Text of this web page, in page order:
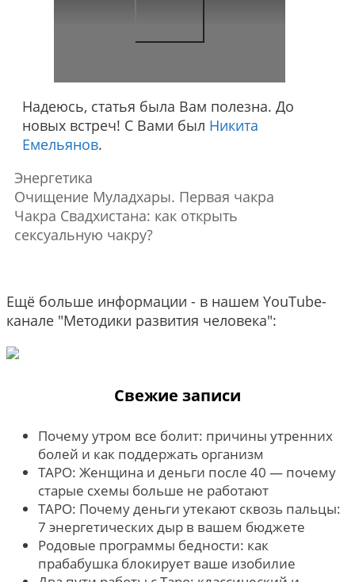
Надеюсь, статья была Вам полезна. До
новых встреч! С Вами был Никита
Емельянов.
Энергетика
Очищение Муладхары. Первая чакра
Чакра Свадхистана: как открыть
сексуальную чакру?
Ещё больше информации - в нашем YouTube-
канале "Методики развития человека":
Свежие записи
Почему утром все болит: причины утренних
болей и как поддержать организм
ТАРО: Женщина и деньги после 40 — почему
старые схемы больше не работают
ТАРО: Почему деньги утекают сквозь пальцы:
7 энергетических дыр в вашем бюджете
Родовые программы бедности: как
прабабушка блокирует ваше изобилие